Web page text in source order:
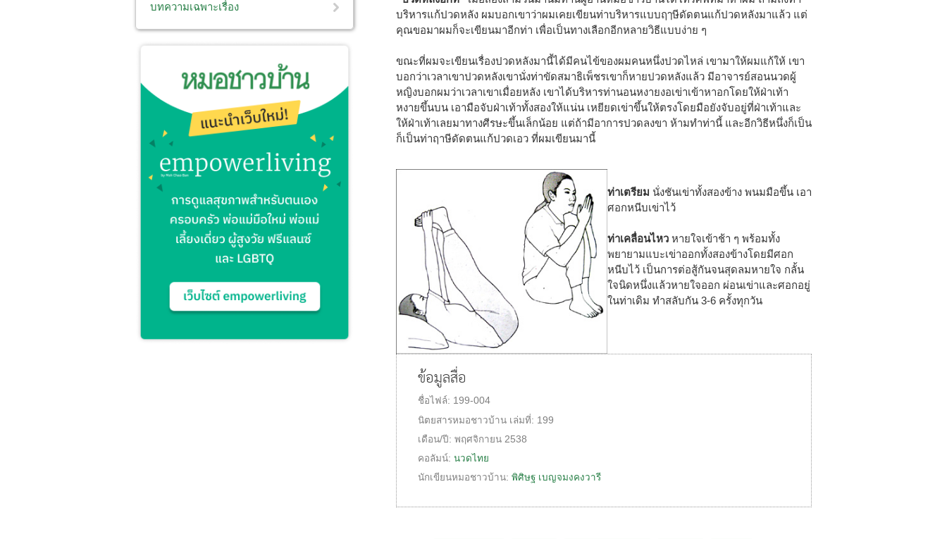
บริหารแก้ปวดหลัง ผมบอกเขาว่าผมเคยเขียนท่าบริหารแบบฤๅษีดัดตนแก้ปวดหลังมาแล้ว แต่
คุณขอมาผมก็จะเขียนมาอีกท่า เพื่อเป็นทางเลือกอีกหลายวิธีแบบง่าย ๆ
ขณะที่ผมจะเขียนเรื่องปวดหลังมานี้ได้มีคนไข้ของผมคนหนึ่งปวดไหล่ เขามาให้ผมแก้ให้ เขา
บอกว่าเวลาเขาปวดหลังเขานั่งท่าขัดสมาธิเพ็ชรเขาก็หายปวดหลังแล้ว มีอาจารย์สอนนวดผู้
หญิงบอกผมว่าเวลาเขาเมื่อยหลัง เขาได้บริหารท่านอนหงายงอเข่าเข้าหาอกโดยให้ฝ่าเท้า
หงายขึ้นบน เอามือจับฝ่าเท้าทั้งสองให้แน่น เหยียดเข่าขึ้นให้ตรงโดยมือยังจับอยู่ที่ฝ่าเท้าและ
ให้ฝ่าเท้าเลยมาทางศีรษะขึ้นเล็กน้อย แต่ถ้ามีอาการปวดลงขา ห้ามทำท่านี้ และอีกวิธีหนึ่งก็เป็น
ก็เป็นท่าฤาษีดัดตนแก้ปวดเอว ที่ผมเขียนมานี้
ท่าเตรียม นั่งชันเข่าทั้งสองข้าง พนมมือขึ้น เอา
ศอกหนีบเข่าไว้
ท่าเคลื่อนไหว หายใจเข้าช้า ๆ พร้อมทั้ง
พยายามแบะเข่าออกทั้งสองข้างโดยมีศอก
หนีบไว้ เป็นการต่อสู้กันจนสุดลมหายใจ กลั้น
ใจนิดหนึ่งแล้วหายใจออก ผ่อนเข่าและศอกอยู่
ในท่าเดิม ทำสลับกัน 3-6 ครั้งทุกวัน
ข้อมูลสื่อ
ชื่อไฟล์: 199-004
นิตยสารหมอชาวบ้าน เล่มที่: 199
เดือน/ปี: พฤศจิกายน 2538
คอลัมน์: นวดไทย
นักเขียนหมอชาวบ้าน: พิศิษฐ เบญจมงคงวารี
บทความเฉพาะเรื่อง